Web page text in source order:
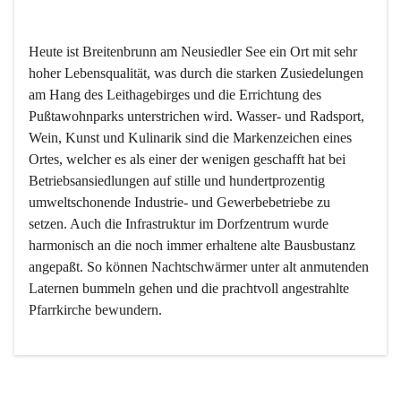
Heute ist Breitenbrunn am Neusiedler See ein Ort mit sehr
hoher Lebensqualität, was durch die starken Zusiedelungen
am Hang des Leithagebirges und die Errichtung des
Pußtawohnparks unterstrichen wird. Wasser- und Radsport,
Wein, Kunst und Kulinarik sind die Markenzeichen eines
Ortes, welcher es als einer der wenigen geschafft hat bei
Betriebsansiedlungen auf stille und hundertprozentig
umweltschonende Industrie- und Gewerbebetriebe zu
setzen. Auch die Infrastruktur im Dorfzentrum wurde
harmonisch an die noch immer erhaltene alte Bausbustanz
angepaßt. So können Nachtschwärmer unter alt anmutenden
Laternen bummeln gehen und die prachtvoll angestrahlte
Pfarrkirche bewundern.
Der Weinbau dominert heute nicht mehr, ist aber integrativer